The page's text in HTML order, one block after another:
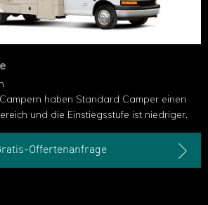
haben Standard Camper einen
und die Einstiegsstufe ist niedriger.
Offertenanfrage